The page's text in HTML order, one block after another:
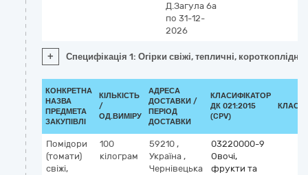
Д.Загула 6а
по 31-12-
2026
+ Специфікація 1: Огірки свіжі, тепличні,
КОНКРЕТНА
НАЗВА
ПРЕДМЕТА
ЗАКУПІВЛІ
КІЛЬКІСТЬ
/
ОД.ВИМІРУ
АДРЕСА
ДОСТАВКИ /
ПЕРІОД
ДОСТАВКИ
КЛАСИФІКАТОР
ДК 021:2015
(CPV)
Помідори
(томати)
свіжі,
100
кілограм
59210 ,
Україна ,
Чернівецька
03220000-9
Овочі,
фрукти та